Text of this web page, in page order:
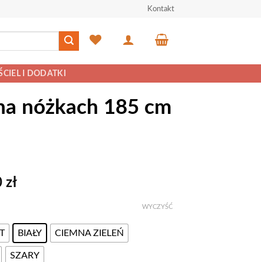
Kontakt
I DODATKI
nóżkach 185 cm
zł
BIAŁY CIEMNA ZIELEŃ
SZARY
WYCZYŚĆ